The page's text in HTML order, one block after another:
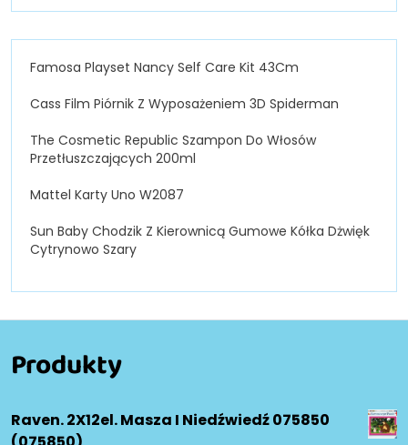
Famosa Playset Nancy Self Care Kit 43Cm
Cass Film Piórnik Z Wyposażeniem 3D Spiderman
The Cosmetic Republic Szampon Do Włosów
Przetłuszczających 200ml
Mattel Karty Uno W2087
Sun Baby Chodzik Z Kierownicą Gumowe Kółka Dżwięk
Cytrynowo Szary
Produkty
Raven. 2X12el. Masza I Niedźwiedź 075850